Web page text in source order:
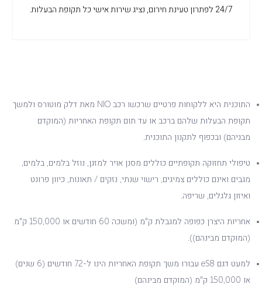
24/7 לפתרון טעינת חירום, נציג שירות אישי כל תקופת הבעלות.
התוכנית היא ללקוחות פרטיים שרכשו רכב NIO מאת דלק מוטורס ולמשך
תקופת הבעלות שלהם ברכב או עד תום תקופת האחריות (המוקדם
מבניהם) ובכפוף לתקנון התוכנית.
טיפולי תחזוקה תקופתיים כוללים מסנן אויר למזגן, נוזל בלמים, בלמים,
מגבים ואינם כוללים צמיגים, רישוי שנתי, נזקים / תאונות, כיוון פרונט
ואיזון גלגלים, שריפה.
אחריות היצרן כפופה למגבלת ק"מ (ומשכה 60 חודשים או 150,000 ק"מ
(המוקדם מבינהם)).
למעט דגם eS8 עבורו משך תקופת האחריות הינו ל-72 חודשים (6 שנים)
או 150,000 ק"מ (המוקדם מבינהם)